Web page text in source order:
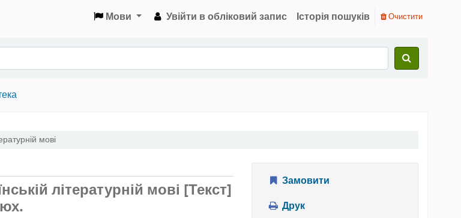
Мови Увійти в обліковий запис Історія пошуків Очистити
мові
літературній мові [Текст]
Замовити
Друк